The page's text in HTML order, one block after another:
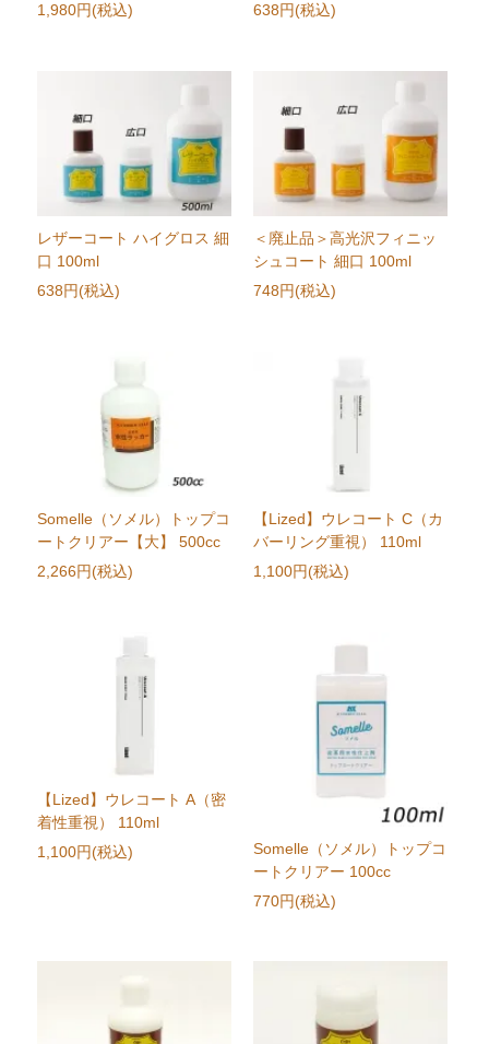
1,980円(税込)
638円(税込)
レザーコート ハイグロス 細
口 100ml
638円(税込)
＜廃止品＞高光沢フィニッ
シュコート 細口 100ml
748円(税込)
Somelle（ソメル）トップコ
ートクリアー【大】 500cc
2,266円(税込)
【Lized】ウレコート C（カ
バーリング重視） 110ml
1,100円(税込)
【Lized】ウレコート A（密
着性重視） 110ml
1,100円(税込)
Somelle（ソメル）トップコ
ートクリアー 100cc
770円(税込)